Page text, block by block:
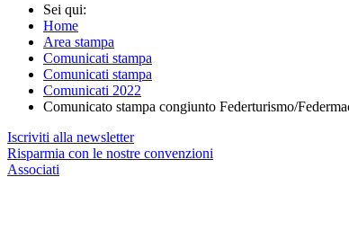
Sei qui:
Home
Area stampa
Comunicati stampa
Comunicati stampa
Comunicati 2022
Comunicato stampa congiunto Federturismo/
Iscriviti alla newsletter
Risparmia con le nostre convenzioni
Associati